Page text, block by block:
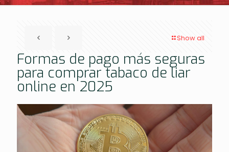
Show all
Formas de pago más seguras
para comprar tabaco de liar
online en 2025